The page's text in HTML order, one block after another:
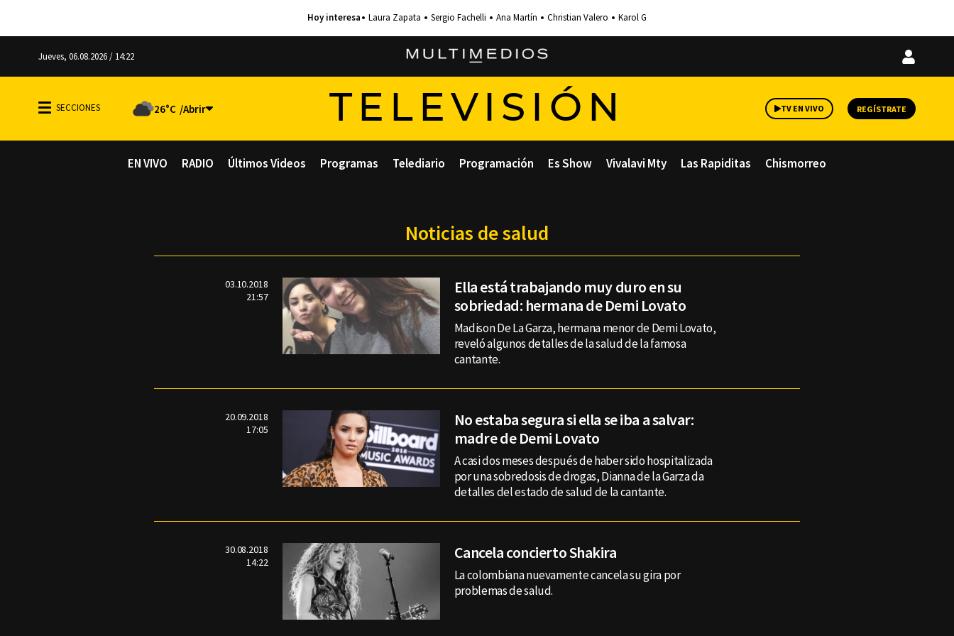
Laura Zapata Sergio Fachelli Ana Martín Christian Valero Karol G
Jueves, 06.08.2026 / 14:22
Iniciar
26°C TELEVISIÓN TV EN VIVO REGÍSTRATE
EN VIVO RADIO Últimos Videos Programas Telediario Programación Es Show Vivalavi Mty Las Rapiditas Chismorreo
Noticias de salud
03.10.2018
21:57
Ella está trabajando muy duro en su
sobriedad: hermana de Demi Lovato
Madison De La Garza, hermana menor de Demi Lovato,
reveló algunos detalles de la salud de la famosa
cantante.
20.09.2018
17:05
No estaba segura si ella se iba a salvar:
madre de Demi Lovato
A casi dos meses después de haber sido hospitalizada
por una sobredosis de drogas, Dianna de la Garza da
detalles del estado de salud de la cantante.
30.08.2018
14:22
Cancela concierto Shakira
La colombiana nuevamente cancela su gira por
problemas de salud.